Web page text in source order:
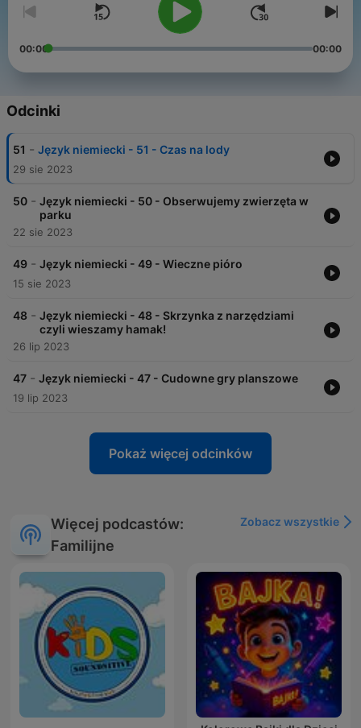
00:00 00:00
Odcinki
51 - Język niemiecki - 51 - Czas na lody
29 sie 2023
50 - Język niemiecki - 50 - Obserwujemy zwierzęta w
parku
22 sie 2023
49 - Język niemiecki - 49 - Wieczne pióro
15 sie 2023
48 - Język niemiecki - 48 - Skrzynka z narzędziami
czyli wieszamy hamak!
26 lip 2023
47 - Język niemiecki - 47 - Cudowne gry planszowe
19 lip 2023
Pokaż więcej odcinków
Więcej podcastów:
Familijne
Zobacz wszystkie